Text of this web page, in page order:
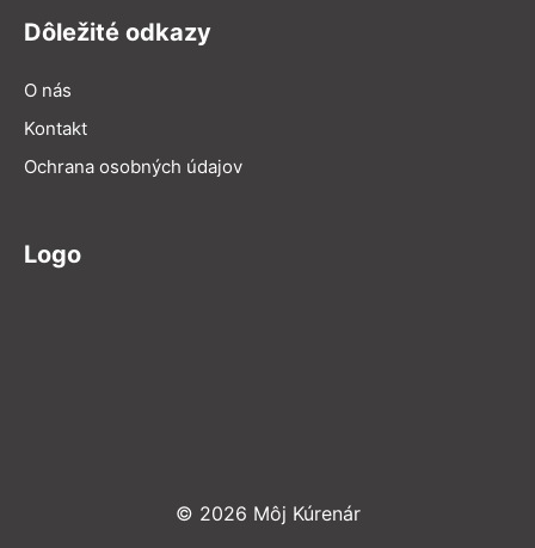
Dôležité odkazy
O nás
Kontakt
Ochrana osobných údajov
Logo
© 2026 Môj Kúrenár